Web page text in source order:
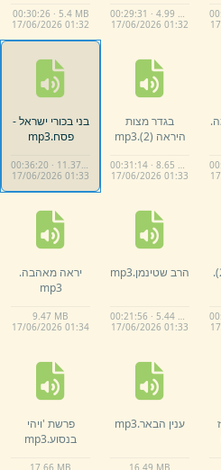
00:29:31 · 4.99 MB
17/06/2026 01:32
00:30:26 · 5.4 MB
17/06/2026 01:32
בגדר מצות
היראה (2)
.
mp3
00:31:14 · 8.65 MB
17/06/2026 01:33
בני בכורי ישראל -
פסח.mp3
00:36:20 · 11.37 MB
17/06/2026 01:33
.
הרב שטינמן.mp3
00:21:56 · 5.44 MB
17/06/2026 01:33
יראה מאהבה.
mp3
9.47 MB
17/06/2026 01:34
ענין הבאר.mp3
16. 49 MB
פרשת 'ויהי
בנסוע.mp3
17. 66 MB